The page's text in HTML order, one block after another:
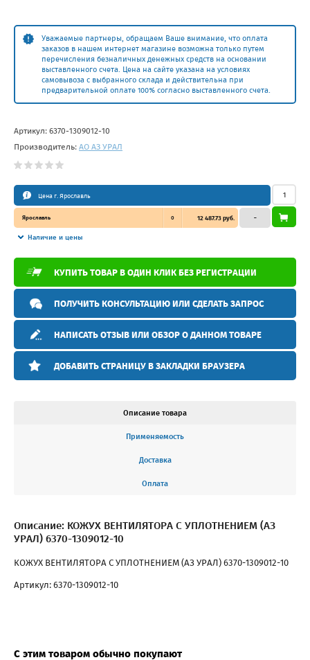
Уважаемые партнеры, обращаем Ваше внимание, что оплата
заказов в нашем интернет магазине возможна только путем
перечисления безналичных денежных средств на основании
выставленного счета. Цена на сайте указана на условиях
самовывоза с выбранного склада и действительна при
предварительной оплате 100% согласно выставленного счета.
Артикул: 6370-1309012-10
Производитель: АО АЗ УРАЛ
Цена г. Ярославль
Ярославль 0 12 487.73 руб.
Наличие и цены
–
КУПИТЬ ТОВАР В ОДИН КЛИК БЕЗ РЕГИСТРАЦИИ
ПОЛУЧИТЬ КОНСУЛЬТАЦИЮ ИЛИ СДЕЛАТЬ ЗАПРОС
НАПИСАТЬ ОТЗЫВ ИЛИ ОБЗОР О ДАННОМ ТОВАРЕ
ДОБАВИТЬ СТРАНИЦУ В ЗАКЛАДКИ БРАУЗЕРА
Описание товара
Применяемость
Доставка
Оплата
Описание: КОЖУХ ВЕНТИЛЯТОРА С УПЛОТНЕНИЕМ (АЗ
УРАЛ) 6370-1309012-10
КОЖУХ ВЕНТИЛЯТОРА С УПЛОТНЕНИЕМ (АЗ УРАЛ) 6370-1309012-10
Артикул: 6370-1309012-10
С этим товаром обычно покупают